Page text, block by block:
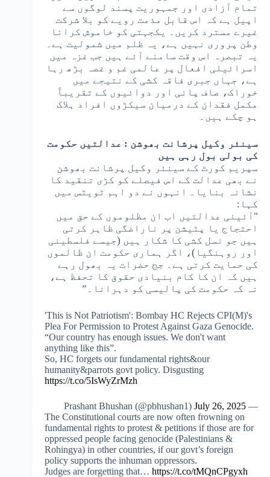
تمام آزادی اور جمہوریت پسند لوگوں سے
اپیل ہے کہ اس قابل مذمت رویے کو بلا شرکت
غیرے مسترد کریں۔ یکجہتی کو خاموش کرانا
وطن پروری نہیں ہے، یہ ظلم میں شمولیت ہے۔
یہ تبصرہ اس وقت سامنے آئے ہیں جب غزہ میں
اسرائیلی افعال پر عالمی غم و غصہ بڑھ رہا
ہے، جہاں جبری فاقہ کشی کے نتیجے میں
خوراک، صاف پانی اور دوائیوں کے تقریباً
مکمل فقدان کے درمیان سیکڑوں افراد ہلاک
ہو چکے ہیں۔
سینئر وکیل پرشانت بھوشن : عدالتیں حکومت
کی بولی بول رہی ہیں
سپریم کورٹ کے سینئر وکیل پرشانت بھوشن
نے بھی عدالت کے اس فیصلے کو کڑی تنقید کا
نشانہ بنایا۔ انہوں نے دو اہم ٹویٹس میں
کہا:
"آئینی عدالتیں اب ان مظلوموں کے حق میں
احتجاج یا پٹیشن پر ناراضگی ظاہر کرتی
ہیں جو نسل کشی کا شکار ہیں (جیسے فلسطینی
اور روہنگیا)، اگر ہماری حکومت ان ظالموں
کی حمایت کرتی ہے۔ جج حضرات یہ بھول رہے
ہیں کہ ان کا کام بنیادی حقوق کا تحفظ ہے،
نہ کہ حکومت کی پالیسی کو دہرانا۔”
'This is Not Patriotism': Bombay HC Rejects CPI(M)'s
Plea For Permission to Protest Against Gaza Genocide.
“Our country has enough issues. We don't want
anything like this”.
So, HC forgets our fundamental rights&our
humanity&parrots govt policy. Disgusting
https://t.co/5IsWyZrMzh
— Prashant Bhushan (@pbhushan1)
July 26, 2025
The Constitutional courts are now often frowning on
fundamental rights to protest & petitions if those are for
oppressed people facing genocide (Palestinians &
Rohingya) in other countries, if our govt’s foreign
policy supports the inhuman oppressors.
Judges are forgetting that… https://t.co/tMQnCPgyxh